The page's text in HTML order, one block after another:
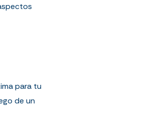
para tu
de un